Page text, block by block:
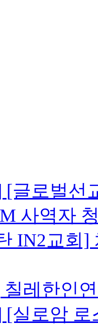
[글로벌선
사역자
IN2교회]
레한인
[실로암 로